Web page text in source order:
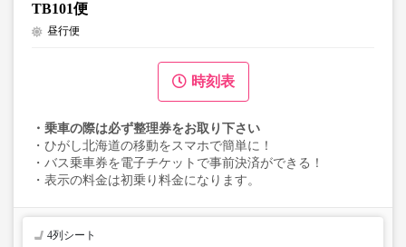
TB101便
昼行便
時刻表
・乗車の際は必ず整理券をお取り下さい
・ひがし北海道の移動をスマホで簡単に！
・バス乗車券を電子チケットで事前決済ができる！
・表示の料金は初乗り料金になります。
4列シート